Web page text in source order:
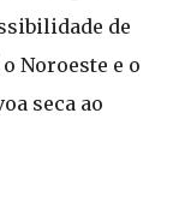
de
Noroeste e o
seca ao